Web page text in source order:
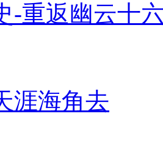
-重返幽云十
涯海角去